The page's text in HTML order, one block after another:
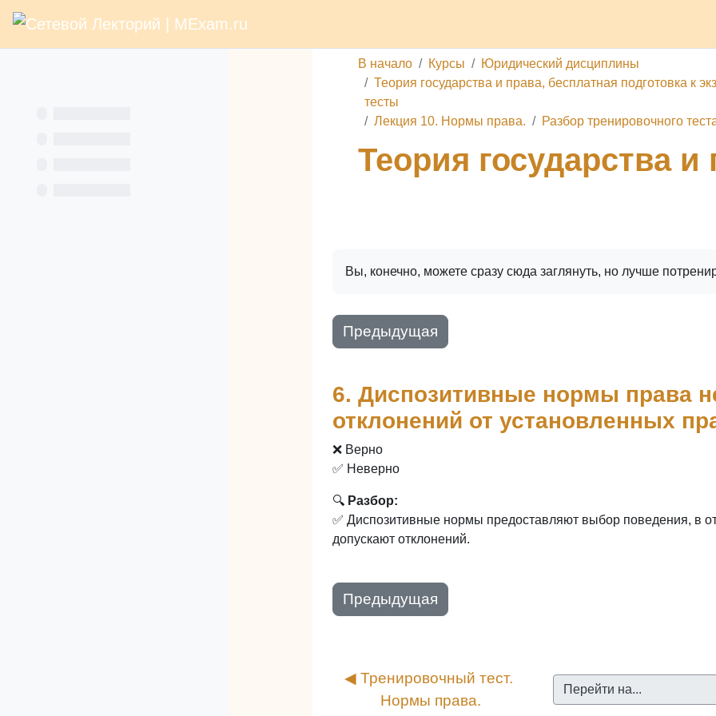
В начало Курсы
Юридический дисциплины
Теория государства и права, бесплатная подготовка к
тесты
Лекция 10. Нормы права.
Разбор тренировочного
Теория государства и
Вы, конечно, можете сразу сюда заглянуть, но лучше
Предыдущая
6. Диспозитивные нормы права
отклонений от установленных
❌ Верно
✅ Неверно
🔍 Разбор:
✅ Диспозитивные нормы предоставляют выбор поведения, в
допускают отклонений.
Предыдущая
◀︎ Тренировочный тест.
Нормы права.
Перейти на...